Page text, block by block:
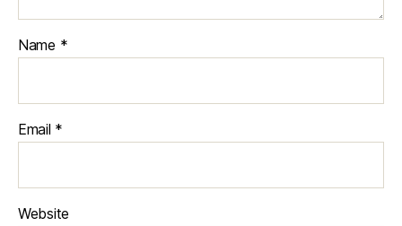
Name *
Email *
Website